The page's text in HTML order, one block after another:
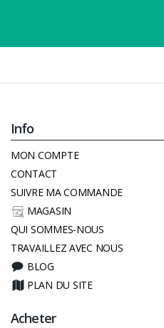
Info
MON COMPTE
CONTACT
SUIVRE MA COMMANDE
MAGASIN
QUI SOMMES-NOUS
TRAVAILLEZ AVEC NOUS
BLOG
PLAN DU SITE
Acheter